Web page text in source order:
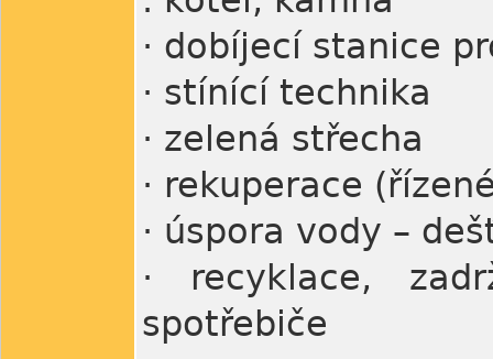
· dobíjecí stanice
· stínící technika
· zelená střecha
· rekuperace
· úspora vody –
· recyklace,
spotřebiče